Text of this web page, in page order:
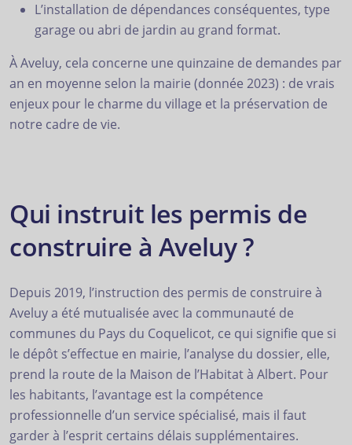
L’installation de dépendances conséquentes, type
garage ou abri de jardin au grand format.
À Aveluy, cela concerne une quinzaine de demandes par
an en moyenne selon la mairie (donnée 2023) : de vrais
enjeux pour le charme du village et la préservation de
notre cadre de vie.
Qui instruit les permis de
construire à Aveluy ?
Depuis 2019, l’instruction des permis de construire à
Aveluy a été mutualisée avec la communauté de
communes du Pays du Coquelicot, ce qui signifie que si
le dépôt s’effectue en mairie, l’analyse du dossier, elle,
prend la route de la Maison de l’Habitat à Albert. Pour
les habitants, l’avantage est la compétence
professionnelle d’un service spécialisé, mais il faut
garder à l’esprit certains délais supplémentaires.